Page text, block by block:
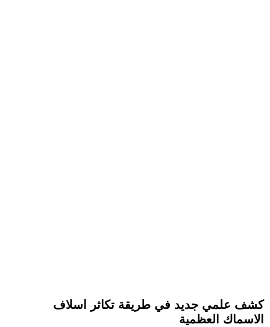
كشف علمي جديد في طريقة تكاثر اسلاف
الاسماك العظمية